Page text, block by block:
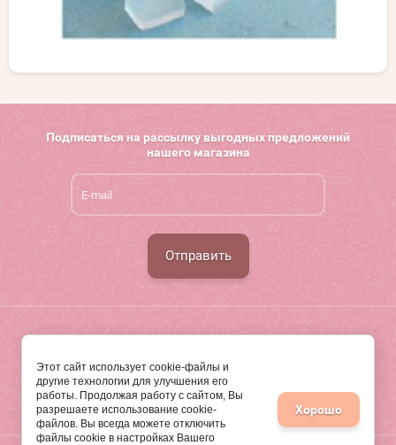
Подписаться на рассылку выгодных предложений
нашего магазина
Отправить
+7 (903)900-8198 МАХ, Телеграмм
ПРЕДЛОЖЕНИЯ НА САЙТЕ НЕ ЯВЛЯЮТСЯ ПУБЛИЧНОЙ ОФЕРТОЙ
Этот сайт использует cookie-файлы и
другие технологии для улучшения его
работы. Продолжая работу с сайтом, Вы
разрешаете использование cookie-
файлов. Вы всегда можете отключить
файлы cookie в настройках Вашего
Хорошо